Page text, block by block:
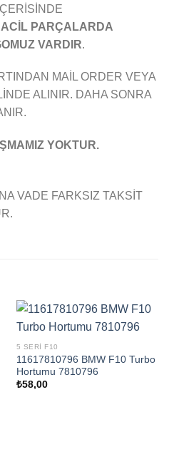
ACİL PARÇALARDA
VARDIR.
MAİL ORDER VEYA
ALINIR. DAHA SONRA
YOKTUR.
VADE FARKSIZ TAKSİT
5 SERI F10
11617810796 BMW F10 Turbo
Hortumu 7810796
₺58,00